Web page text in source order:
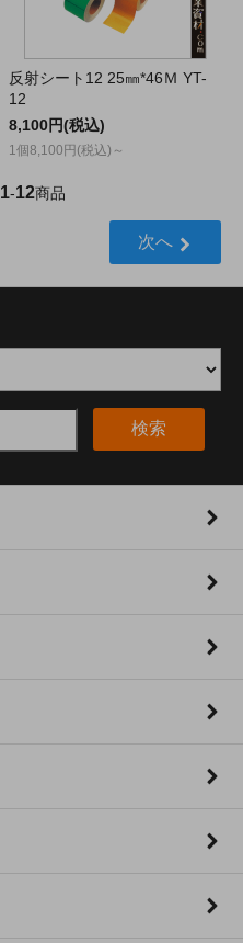
反射シート12 25㎜*46Ｍ YT-
12
8,100円(税込)
1個8,100円(税込)～
1-12商品
次へ
検索